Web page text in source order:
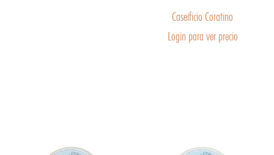
Caseificio Coratino
Login para ver precio